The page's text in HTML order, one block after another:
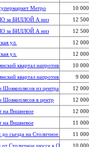
Метро
10 000
за БИЛЛОЙ А низ
12 500
за БИЛЛОЙ А низ
12 500
ул.
12 000
ул.
12 000
квартал напротив из Киева10 000
квартал напротив в Киев 9 000
Шовкоплясов из центра
12 000
Шовкоплясов в центр
12 000
на Вишневoе
12 000
на Вишневoе
11 000
сьезда на Столичное шоссе11 000
Столичное шоссе к Одесской пл
10 000